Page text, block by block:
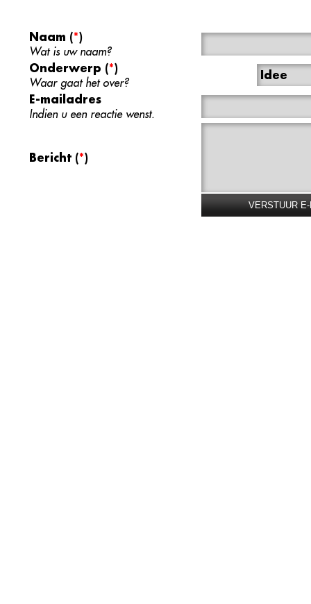
Naam (*)
Wat is uw naam?
Onderwerp (*)
Waar gaat het over?
Idee
E-mailadres
Indien u een reactie wenst.
Bericht (*)